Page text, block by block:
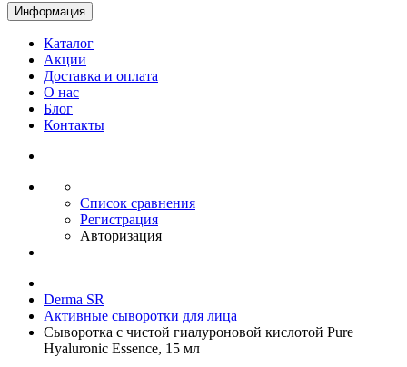
Информация
Каталог
Акции
Доставка и оплата
О нас
Блог
Контакты
Список сравнения
Регистрация
Авторизация
Derma SR
Активные сыворотки для лица
Сыворотка с чистой гиалуроновой кислотой Pure
Hyaluronic Essence, 15 мл